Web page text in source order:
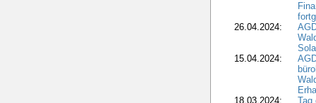
26.04.2024:
15.04.2024:
18.03.2024:
Tag